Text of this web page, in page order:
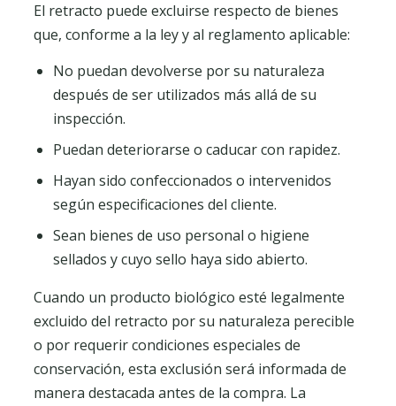
El retracto puede excluirse respecto de bienes
que, conforme a la ley y al reglamento aplicable:
No puedan devolverse por su naturaleza
después de ser utilizados más allá de su
inspección.
Puedan deteriorarse o caducar con rapidez.
Hayan sido confeccionados o intervenidos
según especificaciones del cliente.
Sean bienes de uso personal o higiene
sellados y cuyo sello haya sido abierto.
Cuando un producto biológico esté legalmente
excluido del retracto por su naturaleza perecible
o por requerir condiciones especiales de
conservación, esta exclusión será informada de
manera destacada antes de la compra. La